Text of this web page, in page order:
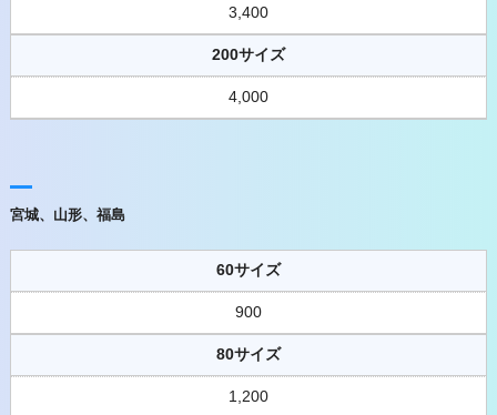
3,400
200サイズ
4,000
宮城、山形、福島
60サイズ
900
80サイズ
1,200